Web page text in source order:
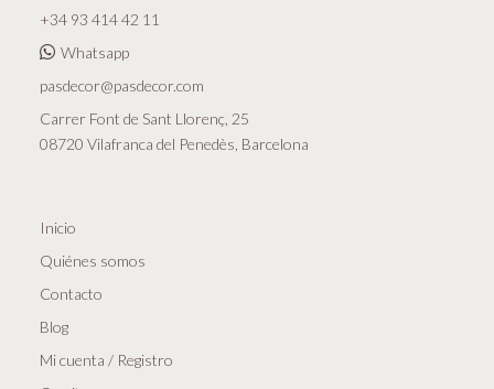
+34 93 414 42 11
Whatsapp
pasdecor@pasdecor.com
Carrer Font de Sant Llorenç, 25
08720 Vilafranca del Penedès, Barcelona
Inicio
Quiénes somos
Contacto
Blog
Mi cuenta / Registro